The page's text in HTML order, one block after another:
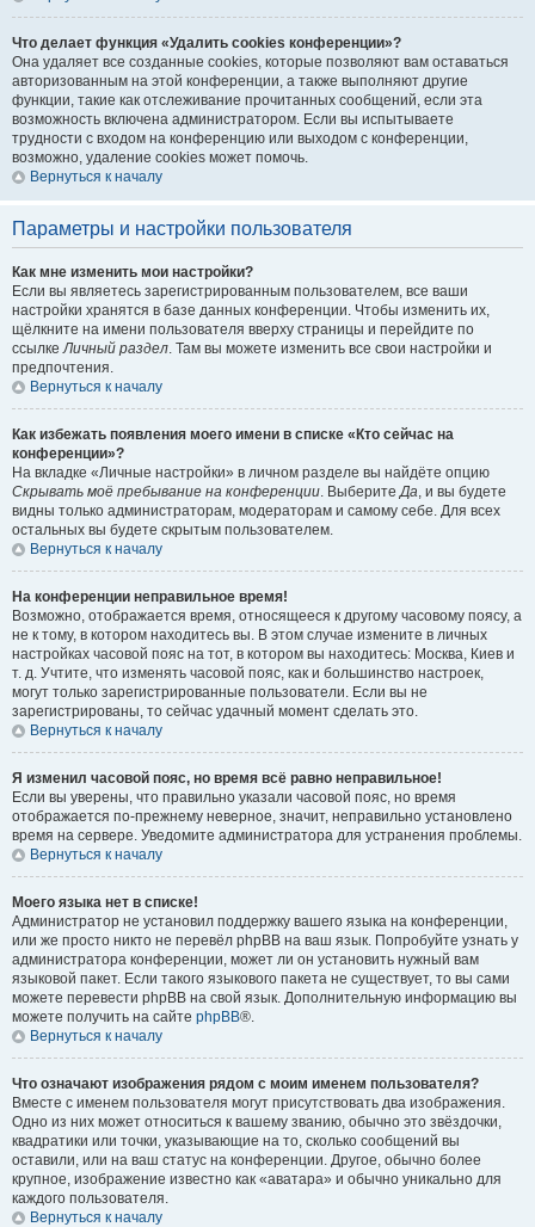
Что делает функция «Удалить cookies конференции»?
Она удаляет все созданные cookies, которые позволяют вам оставаться
авторизованным на этой конференции, а также выполняют другие
функции, такие как отслеживание прочитанных сообщений, если эта
возможность включена администратором. Если вы испытываете
трудности с входом на конференцию или выходом с конференции,
возможно, удаление cookies может помочь.
Вернуться к началу
Параметры и настройки пользователя
Как мне изменить мои настройки?
Если вы являетесь зарегистрированным пользователем, все ваши
настройки хранятся в базе данных конференции. Чтобы изменить их,
щёлкните на имени пользователя вверху страницы и перейдите по
ссылкеЛичный раздел. Там вы можете изменить все свои настройки и
предпочтения.
Вернуться к началу
Как избежать появления моего имени в списке «Кто сейчас на
конференции»?
На вкладке «Личные настройки» в личном разделе вы найдёте опцию
Скрывать моё пребывание на конференции. ВыберитеДа, и вы будете
видны только администраторам, модераторам и самому себе. Для всех
остальных вы будете скрытым пользователем.
Вернуться к началу
На конференции неправильное время!
Возможно, отображается время, относящееся к другому часовому поясу, а
не к тому, в котором находитесь вы. В этом случае измените в личных
настройках часовой пояс на тот, в котором вы находитесь: Москва, Киев и
т. д. Учтите, что изменять часовой пояс, как и большинство настроек,
могут только зарегистрированные пользователи. Если вы не
зарегистрированы, то сейчас удачный момент сделать это.
Вернуться к началу
Я изменил часовой пояс, но время всё равно неправильное!
Если вы уверены, что правильно указали часовой пояс, но время
отображается по-прежнему неверное, значит, неправильно установлено
время на сервере. Уведомите администратора для устранения проблемы.
Вернуться к началу
Моего языка нет в списке!
Администратор не установил поддержку вашего языка на конференции,
или же просто никто не перевёл phpBB на ваш язык. Попробуйте узнать у
администратора конференции, может ли он установить нужный вам
языковой пакет. Если такого языкового пакета не существует, то вы сами
можете перевести phpBB на свой язык. Дополнительную информацию вы
можете получить на сайте phpBB®.
Вернуться к началу
Что означают изображения рядом с моим именем пользователя?
Вместе с именем пользователя могут присутствовать два изображения.
Одно из них может относиться к вашему званию, обычно это звёздочки,
квадратики или точки, указывающие на то, сколько сообщений вы
оставили, или на ваш статус на конференции. Другое, обычно более
крупное, изображение известно как «аватара» и обычно уникально для
каждого пользователя.
Вернуться к началу